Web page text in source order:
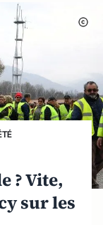
? Vite,
sur les